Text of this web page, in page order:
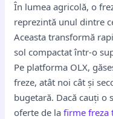
În lumea agricolă, o
reprezintă unul dintre
Aceasta transformă
sol compactat într-o
Pe platforma OLX,
freze, atât noi cât și
bugetară. Dacă cauți o
oferte de lafirme freza